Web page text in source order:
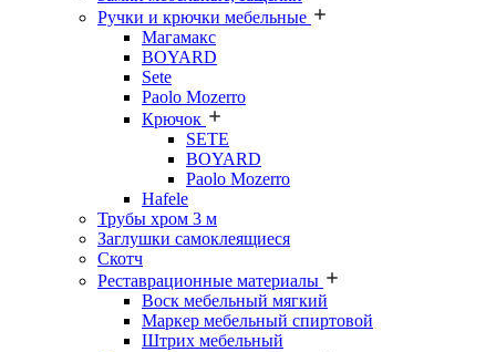
Ручки и крючки мебельные
Магамакс
BOYARD
Sete
Paolo Mozerro
Крючок
SETE
BOYARD
Paolo Mozerro
Hafele
Трубы хром 3 м
Заглушки самоклеящиеся
Скотч
Реставрационные материалы
Воск мебельный мягкий
Маркер мебельный спиртовой
Штрих мебельный